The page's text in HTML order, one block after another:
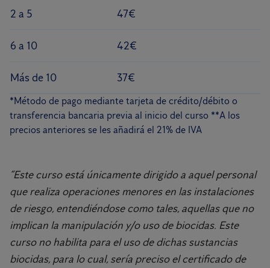
2 a 5 47€
6 a 10 42€
Más de 10 37€
*Método de pago mediante tarjeta de crédito/débito o
transferencia bancaria previa al inicio del curso **A los
precios anteriores se les añadirá el 21% de IVA
“Este curso está únicamente dirigido a aquel personal
que realiza operaciones menores en las instalaciones
de riesgo, entendiéndose como tales, aquellas que no
implican la manipulación y/o uso de biocidas. Este
curso no habilita para el uso de dichas sustancias
biocidas, para lo cual, sería preciso el certificado de